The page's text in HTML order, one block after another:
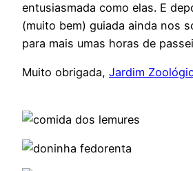
entusiasmada como elas. E
(muito bem) guiada ainda nos
para mais umas horas de
Muito obrigada, Jardim